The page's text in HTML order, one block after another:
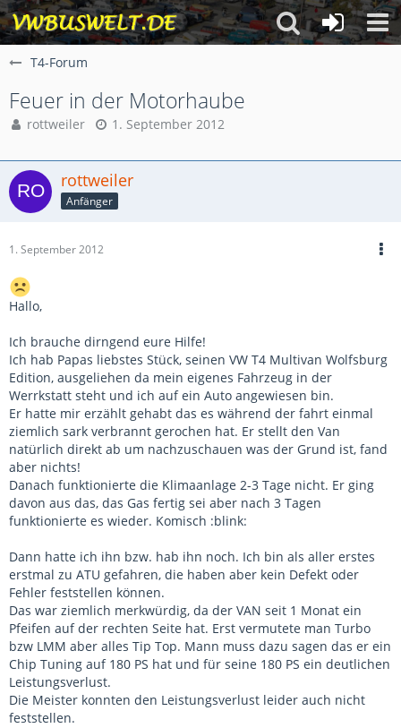
T4-Forum
Feuer in der Motorhaube
rottweiler 1. September 2012
rottweiler
Anfänger
1. September 2012
Hallo,
Ich brauche dirngend eure Hilfe!
Ich hab Papas liebstes Stück, seinen VW T4 Multivan Wolfsburg
Edition, ausgeliehen da mein eigenes Fahrzeug in der
Werrkstatt steht und ich auf ein Auto angewiesen bin.
Er hatte mir erzählt gehabt das es während der fahrt einmal
ziemlich sark verbrannt gerochen hat. Er stellt den Van
natürlich direkt ab um nachzuschauen was der Grund ist, fand
aber nichts!
Danach funktionierte die Klimaanlage 2-3 Tage nicht. Er ging
davon aus das, das Gas fertig sei aber nach 3 Tagen
funktionierte es wieder. Komisch :blink:
Dann hatte ich ihn bzw. hab ihn noch. Ich bin als aller erstes
erstmal zu ATU gefahren, die haben aber kein Defekt oder
Fehler feststellen können.
Das war ziemlich merkwürdig, da der VAN seit 1 Monat ein
Pfeifen auf der rechten Seite hat. Erst vermutete man Turbo
bzw LMM aber alles Tip Top. Mann muss dazu sagen das er ein
Chip Tuning auf 180 PS hat und für seine 180 PS ein deutlichen
Leistungsverlust.
Die Meister konnten den Leistungsverlust leider auch nicht
feststellen.